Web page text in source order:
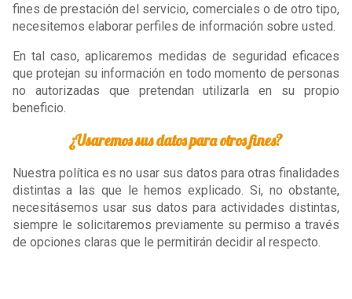
fines de prestación del servicio, comerciales o de otro tipo,
necesitemos elaborar perfiles de información sobre usted.
En tal caso, aplicaremos medidas de seguridad eficaces
que protejan su información en todo momento de personas
no autorizadas que pretendan utilizarla en su propio
beneficio.
¿Usaremos sus datos para otros fines?
Nuestra política es no usar sus datos para otras finalidades
distintas a las que le hemos explicado. Si, no obstante,
necesitásemos usar sus datos para actividades distintas,
siempre le solicitaremos previamente su permiso a través
de opciones claras que le permitirán decidir al respecto.